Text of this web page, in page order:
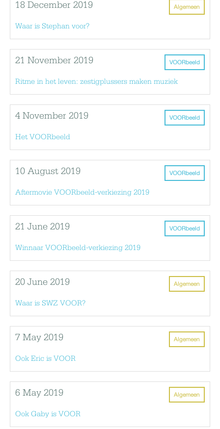
Algemeen
18 December 2019
Waar is Stephan voor?
VOORbeeld
21 November 2019
Ritme in het leven: zestigplussers maken muziek
VOORbeeld
4 November 2019
Het VOORbeeld
VOORbeeld
10 August 2019
Aftermovie VOORbeeld-verkiezing 2019
VOORbeeld
21 June 2019
Winnaar VOORbeeld-verkiezing 2019
Algemeen
20 June 2019
Waar is SWZ VOOR?
Algemeen
7 May 2019
Ook Eric is VOOR
Algemeen
6 May 2019
Ook Gaby is VOOR